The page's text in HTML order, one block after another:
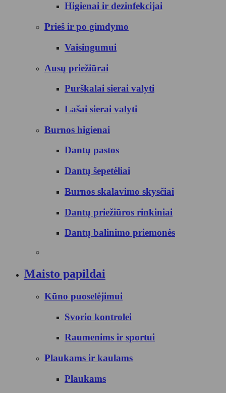
Higienai ir dezinfekcijai
Prieš ir po gimdymo
Vaisingumui
Ausų priežiūrai
Purškalai sierai valyti
Lašai sierai valyti
Burnos higienai
Dantų pastos
Dantų šepetėliai
Burnos skalavimo skysčiai
Dantų priežiūros rinkiniai
Dantų balinimo priemonės
Maisto papildai
Kūno puoselėjimui
Svorio kontrolei
Raumenims ir sportui
Plaukams ir kaulams
Plaukams